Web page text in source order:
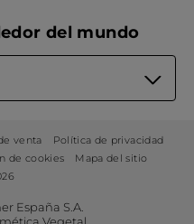
del mundo
venta
Política de privacidad
de cookies
Mapa del sitio
España S.A.